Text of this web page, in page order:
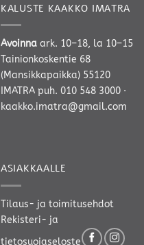
KALUSTE KAAKKO IMATRA
Avoinna ark. 10–18, la 10–15
Tainionkoskentie 68
(Mansikkapaikka) 55120
IMATRA puh. 010 548 3000 ·
kaakko.imatra@gmail.com
ASIAKKAALLE
Tilaus- ja toimitusehdot
Rekisteri- ja
tietosuojaseloste